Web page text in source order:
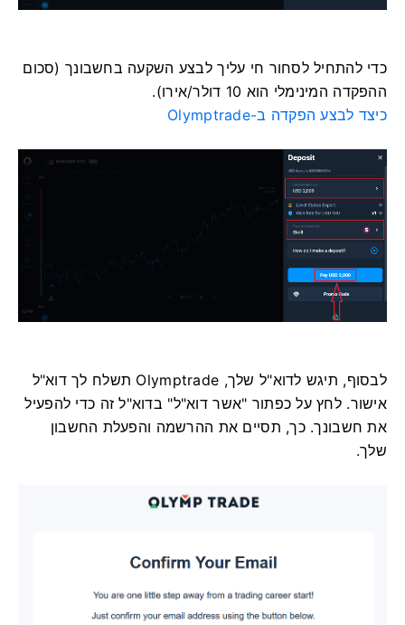
כדי להתחיל לסחור חי עליך לבצע השקעה בחשבונך (סכום
ההפקדה המינימלי הוא 10 דולר/אירו).
כיצד לבצע הפקדה ב-Olymptrade
לבסוף, תיגש לדוא"ל שלך, Olymptrade תשלח לך דוא"ל
אישור. לחץ על כפתור "אשר דוא"ל" בדוא"ל זה כדי להפעיל
את חשבונך. כך, תסיים את ההרשמה והפעלת החשבון
שלך.